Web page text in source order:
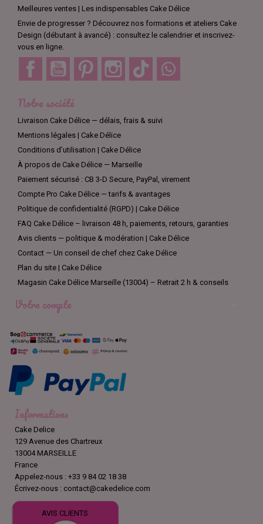
Meilleures ventes | Les indispensables Cake Délice
Envie de progresser ? Découvrez nos formations et ateliers Cake
Design (débutant à avancé) : consultez le calendrier et inscrivez-
vous en ligne.
Facebook YouTube Pinterest Instagram TikTok
Notre société
Livraison Cake Délice — délais, frais & suivi
Mentions légales | Cake Délice
Conditions d’utilisation | Cake Délice
À propos de Cake Délice — Marseille
Paiement sécurisé : CB 3-D Secure, PayPal, virement
Compte Pro Cake Délice — tarifs & avantages
Politique de confidentialité (RGPD) | Cake Délice
FAQ Cake Délice – livraison 48 h, paiements, retours, garanties
Avis clients — politique & modération | Cake Délice
Contact — Un conseil de chef chez Cake Délice
Plan du site | Cake Délice
Magasin Cake Délice Marseille (13004) – Retrait 2 h & conseils
Votre compte
Informations
Cake Delice
129 Avenue des Chartreux
13004 MARSEILLE
France
Appelez-nous : +33 9 84 02 18 38
Écrivez-nous : contact@cakedelice.com
AVIS CLIENTS